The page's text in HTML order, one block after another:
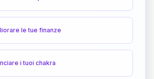
le tue finanze
i tuoi chakra